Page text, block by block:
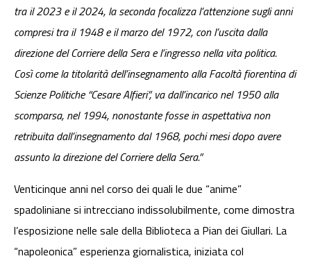
tra il 2023 e il 2024, la seconda focalizza l’attenzione sugli anni
compresi tra il 1948 e il marzo del 1972, con l’uscita dalla
direzione del Corriere della Sera e l’ingresso nella vita politica.
Così come la titolarità dell’insegnamento alla Facoltà fiorentina di
Scienze Politiche “Cesare Alfieri”, va dall’incarico nel 1950 alla
scomparsa, nel 1994, nonostante fosse in aspettativa non
retribuita dall’insegnamento dal 1968, pochi mesi dopo avere
assunto la direzione del Corriere della Sera.”
Venticinque anni nel corso dei quali le due “anime”
spadoliniane si intrecciano indissolubilmente, come dimostra
l’esposizione nelle sale della Biblioteca a Pian dei Giullari. La
“napoleonica” esperienza giornalistica, iniziata col